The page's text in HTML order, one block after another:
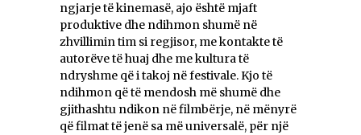
ngjarje të kinemasë, ajo është mjaft
produktive dhe ndihmon shumë në
zhvillimin tim si regjisor, me kontakte të
autorëve të huaj dhe me kultura të
ndryshme që i takoj në festivale. Kjo të
ndihmon që të mendosh më shumë dhe
gjithashtu ndikon në filmbërje, në mënyrë
që filmat të jenë sa më universalë, për një